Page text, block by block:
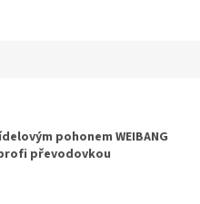
pohonem WEIBANG
profi převodovkou